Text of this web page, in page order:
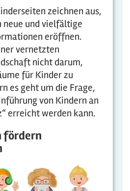
zeichnen aus,
neue und vielfältige
eröffnen.
vernetzten
nicht darum,
für Kinder zu
es geht um die Frage,
von Kindern an
erreicht werden kann.
fördern